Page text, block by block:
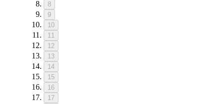
8
9
10
11
12
13
14
15
16
17